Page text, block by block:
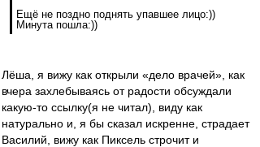
Ещё не поздно поднять упавшее лицо:))
Минута пошла:))
Лёша, я вижу как открыли «дело врачей», как
вчера захлебываясь от радости обсуждали
какую-то ссылку(я не читал), виду как
натурально и, я бы сказал искренне, страдает
Василий, вижу как Пиксель строчит и